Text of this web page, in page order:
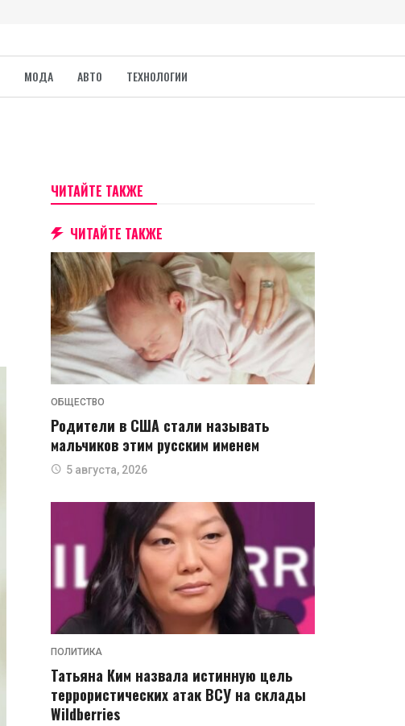
МОДА АВТО ТЕХНОЛОГИИ
ЧИТАЙТЕ ТАКЖЕ
ЧИТАЙТЕ ТАКЖЕ
ОБЩЕСТВО
Родители в США стали называть
мальчиков этим русским именем
5 августа, 2026
ПОЛИТИКА
Татьяна Ким назвала истинную цель
террористических атак ВСУ на склады
Wildberries